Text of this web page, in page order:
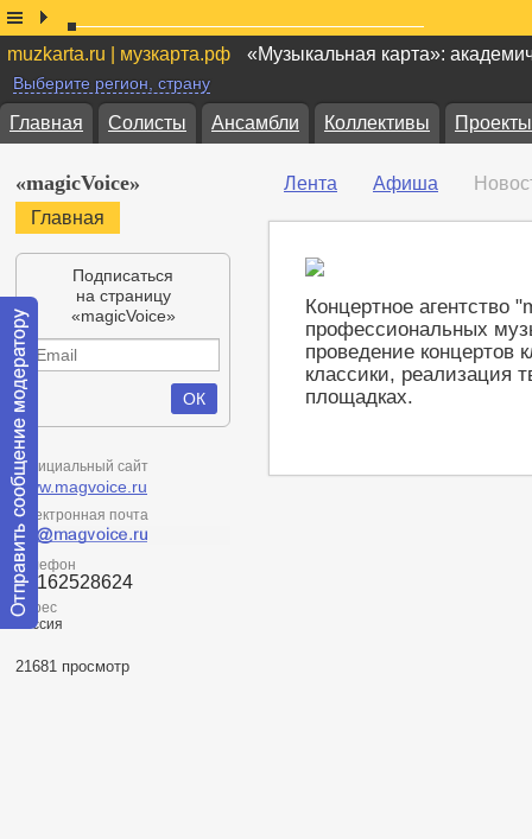
muzkarta.ru | музкарта.рф «Музыкальная карта»:
Выберите регион, страну
Главная Солисты Ансамбли Коллективы Проекты
«magicVoice»
Главная
Подписаться
на страницу
«magicVoice»
Официальный сайт
www.magvoice.ru
Электронная почта
Телефон
89162528624
Адрес
Россия
21681 просмотр
Лента Афиша
Концертное агентство
профессиональных
проведение концертов
классики, реализация
площадках.
сообщение
модератору